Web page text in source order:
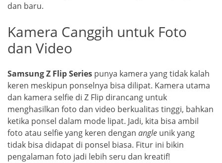
dan baru.
Kamera Canggih untuk Foto
dan Video
Samsung Z Flip Series punya kamera yang tidak kalah
keren meskipun ponselnya bisa dilipat. Kamera utama
dan kamera selfie di Z Flip dirancang untuk
menghasilkan foto dan video berkualitas tinggi, bahkan
ketika ponsel dalam mode lipat. Jadi, kita bisa ambil
foto atau selfie yang keren dengan angle unik yang
tidak bisa didapat di ponsel biasa. Fitur ini bikin
pengalaman foto jadi lebih seru dan kreatif!